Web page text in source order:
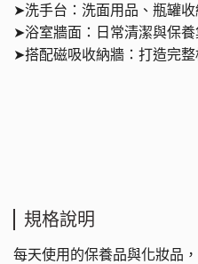
➤洗手台：洗面用品、瓶罐收
➤浴室牆面：日常清潔與保
➤搭配磁吸收納牆：打造完
規格說明
每天使用的保養品與化妝品，